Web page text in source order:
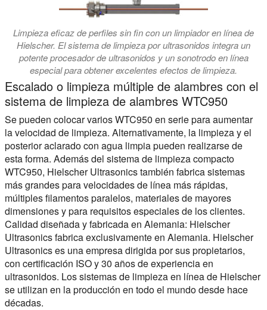
Limpieza eficaz de perfiles sin fin con un limpiador en línea de
Hielscher. El sistema de limpieza por ultrasonidos integra un
potente procesador de ultrasonidos y un sonotrodo en línea
especial para obtener excelentes efectos de limpieza.
Escalado o limpieza múltiple de alambres con el
sistema de limpieza de alambres WTC950
Se pueden colocar varios WTC950 en serie para aumentar
la velocidad de limpieza. Alternativamente, la limpieza y el
posterior aclarado con agua limpia pueden realizarse de
esta forma. Además del sistema de limpieza compacto
WTC950, Hielscher Ultrasonics también fabrica sistemas
más grandes para velocidades de línea más rápidas,
múltiples filamentos paralelos, materiales de mayores
dimensiones y para requisitos especiales de los clientes.
Calidad diseñada y fabricada en Alemania: Hielscher
Ultrasonics fabrica exclusivamente en Alemania. Hielscher
Ultrasonics es una empresa dirigida por sus propietarios,
con certificación ISO y 30 años de experiencia en
ultrasonidos. Los sistemas de limpieza en línea de Hielscher
se utilizan en la producción en todo el mundo desde hace
décadas.